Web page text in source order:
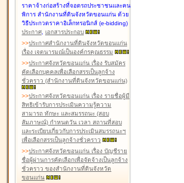
ราคาจ้างก่อสร้างที่จอดรถประชาชนและคน
พิการ สำนักงานที่ดินจังหวัดขอนแก่น ด้วย
วิธีประกวดราคาอิเล็กทรอนิกส์ (e-bidding)
ประกาศ, เอกสารประกอบ
>>ประกาศสำนักงานที่ดินจังหวัดขอนแก่น
เรื่อง เจตนารมณ์เป็นองค์กรคุณธรรม
>>ประกาศจังหวัดขอนแก่น เรื่อง รับสมัคร
คัดเลือกบุคคลเพื่อเลือกสรรเป็นลูกจ้าง
ชั่วคราว (สำนักงานที่ดินจังหวัดขอนแก่น)
>>ประกาศจังหวัดขอนแก่น เรื่อง รายชื่อผู้มี
สิทธิเข้ารับการประเมินความรู้ความ
สามารถ ทักษะ และสมรรถนะ (สอบ
สัมภาษณ์) กำหนดวัน เวลา สถานที่สอบ
และระเบียบเกี่ยวกับการประเมินสมรรถนะฯ
เพื่อเลือกสรรเป็นลูกจ้างชั่วคราว
>>ประกาศจังหวัดขอนแก่น เรื่อง บัญชีราย
ชื่อผู้ผ่านการคัดเลือกเพื่อจัดจ้างเป็นลูกจ้าง
ชั่วคราว ของสำนักงานที่ดินจังหวัด
ขอนแก่น